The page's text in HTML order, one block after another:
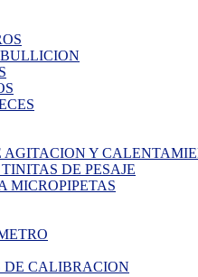
AGITACION Y
DE PESAJE
MICROPIPETAS
DE CALIBRACION